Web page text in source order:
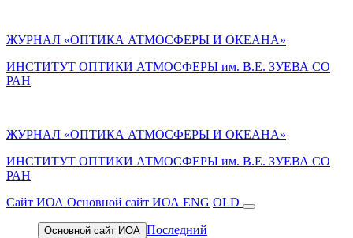
ЖУРНАЛ «ОПТИКА АТМОСФЕРЫ И ОКЕАНА»
ИНСТИТУТ ОПТИКИ АТМОСФЕРЫ им. В.Е. ЗУЕВА СО
РАН
ЖУРНАЛ «ОПТИКА АТМОСФЕРЫ И ОКЕАНА»
ИНСТИТУТ ОПТИКИ АТМОСФЕРЫ им. В.Е. ЗУЕВА СО
РАН
Cайт ИОА Основной сайт ИОА ENG OLD
Основной сайт ИОА Последний